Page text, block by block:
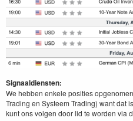
Signaaldiensten:
We hebben enkele posities
Trading en Systeem Trading) want dat
kunt ons volgen door lid te worden via